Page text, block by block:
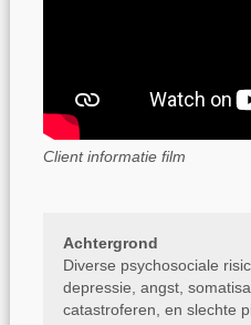
Client informatie film
Achtergrond
Diverse psychosociale
depressie, angst,
catastroferen, en slechte